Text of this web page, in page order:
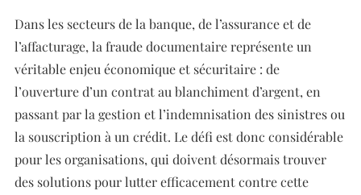
Dans les secteurs de la banque, de l’assurance et de
l’affacturage, la fraude documentaire représente un
véritable enjeu économique et sécuritaire : de
l’ouverture d’un contrat au blanchiment d’argent, en
passant par la gestion et l’indemnisation des sinistres ou
la souscription à un crédit. Le défi est donc considérable
pour les organisations, qui doivent désormais trouver
des solutions pour lutter efficacement contre cette